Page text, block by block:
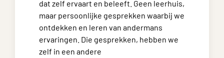
dat zelf ervaart en beleeft. Geen leerhuis,
maar persoonlijke gesprekken waarbij we
ontdekken en leren van andermans
ervaringen. Die gesprekken, hebben we
zelf in een andere